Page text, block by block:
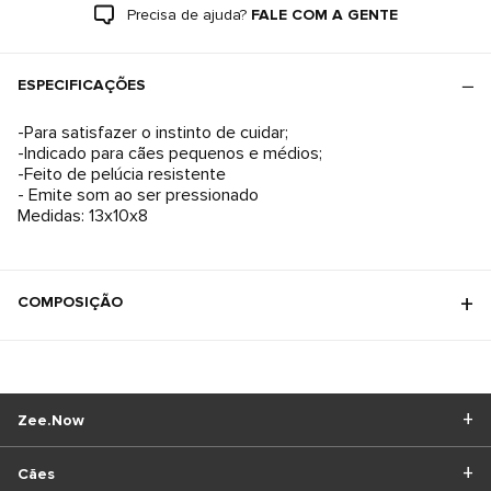
Precisa de ajuda? FALE COM A GENTE
ESPECIFICAÇÕES
-Para satisfazer o instinto de cuidar;
-Indicado para cães pequenos e médios;
-Feito de pelúcia resistente
- Emite som ao ser pressionado
Medidas: 13x10x8
COMPOSIÇÃO
Cães
Zee.Now